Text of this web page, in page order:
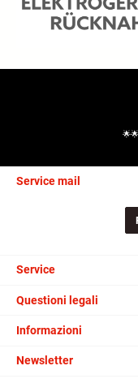
Service mail
Service
Questioni legali
Informazioni
Newsletter